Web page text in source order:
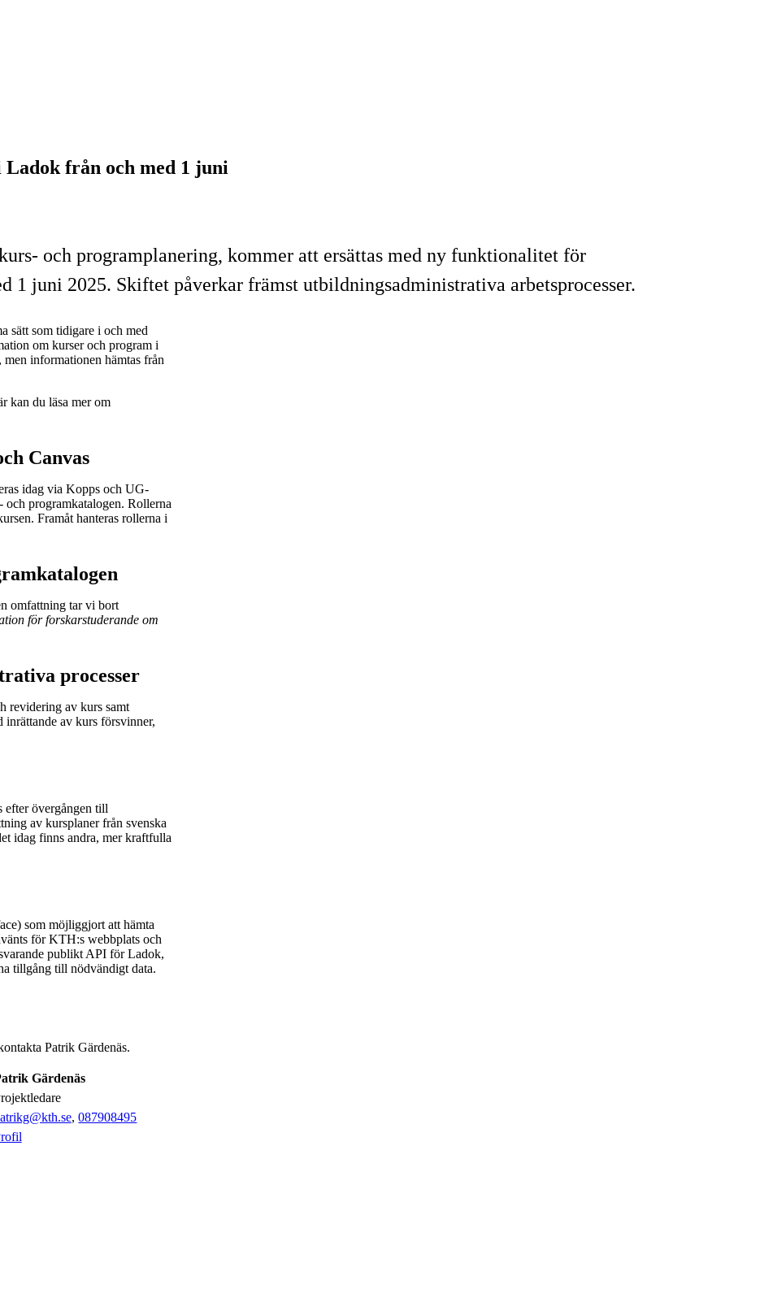
från och med 1 juni
och programplanering, kommer att ersättas med ny funktionalitet för
1 juni 2025. Skiftet påverkar främst utbildningsadministrativa arbetsprocesser.
sätt som tidigare i och med
om kurser och program i
informationen hämtas från
kan du läsa mer om
Canvas
idag via Kopps och UG-
och programkatalogen. Rollerna
Framåt hanteras rollerna i
omfattning tar vi bort
för forskarstuderande om
processer
revidering av kurs samt
inrättande av kurs försvinner,
efter övergången till
av kursplaner från svenska
idag finns andra, mer kraftfulla
som möjliggjort att hämta
för KTH:s webbplats och
publikt API för Ladok,
tillgång till nödvändigt data.
Patrik Gärdenäs.
Gärdenäs
projektledare
,087908495